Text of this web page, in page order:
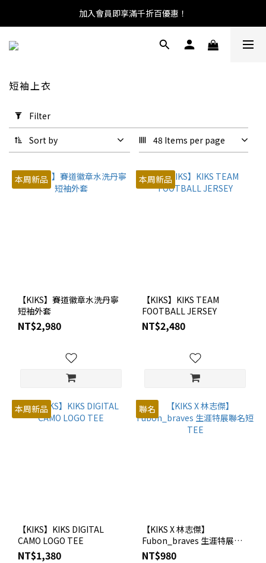
加入會員即享滿千折百優惠！
Filter
(0/20)
L
(1)
XS
(1)
短袖上衣
Filter
Sort by 48 Items per page
本周新品
【KIKS】賽道徽章水洗丹寧
短袖外套
NT$2,980
本周新品
【KIKS】KIKS TEAM
FOOTBALL JERSEY
NT$2,480
本周新品
【KIKS】KIKS DIGITAL
CAMO LOGO TEE
NT$1,380
聯名
【KIKS X 林志傑】
Fubon_braves 生涯特展聯
名短TEE
NT$980